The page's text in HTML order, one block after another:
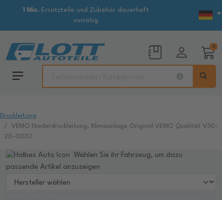
1 Mio.Ersatzteile und Zubehör dauerhaft
vorrätig
0
Druckleitung
VEMO Niederdruckleitung, Klimaanlage Original VEMO Qualität V30-
20-0030
Wählen Sie ihr Fahrzeug, um dazu
passende Artikel anzuzeigen